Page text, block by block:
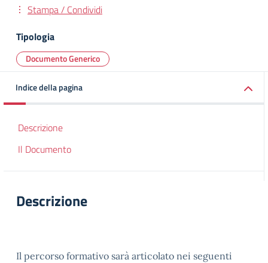
Stampa / Condividi
Tipologia
Documento Generico
Indice della pagina
Descrizione
Il Documento
Descrizione
Il percorso formativo sarà articolato nei seguenti